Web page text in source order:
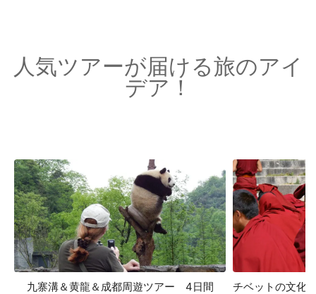
人気ツアーが届ける旅のアイ
デア！
九寨溝＆黄龍＆成都周遊ツアー 4日間
チベットの文化